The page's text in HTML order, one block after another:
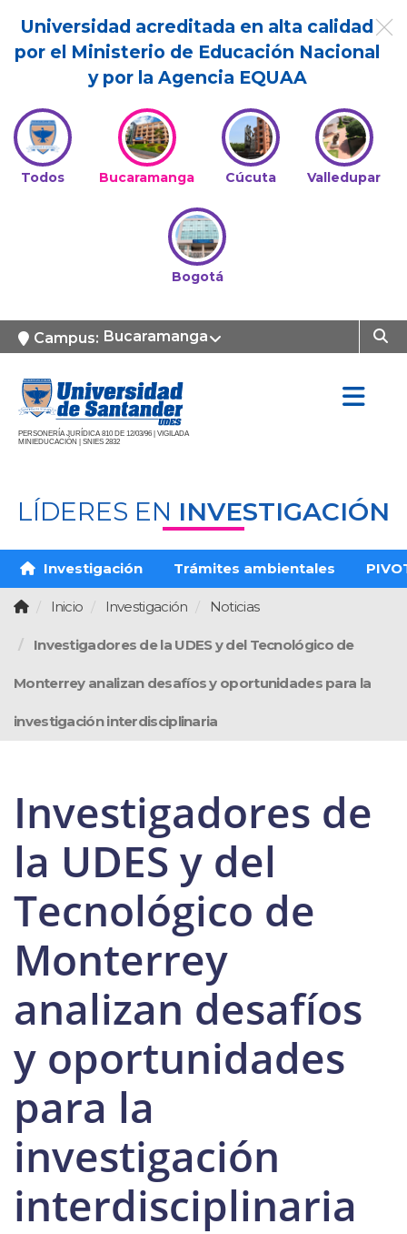
Universidad acreditada en alta calidad
por el Ministerio de Educación Nacional
y por la Agencia EQUAA
Todos Bucaramanga Cúcuta Valledupar
Bogotá
Campus: Bucaramanga
PERSONERÍA JURÍDICA 810 DE 12/03/96 | VIGILADA
MINIEDUCACIÓN | SNIES 2832
LÍDERES EN INVESTIGACIÓN
Investigación Trámites ambientales
Inicio Investigación Noticias
Investigadores de la UDES y del Tecnológico de
Monterrey analizan desafíos y oportunidades para la
investigación interdisciplinaria
Investigadores de
la UDES y del
Tecnológico de
Monterrey
analizan desafíos
y oportunidades
para la
investigación
interdisciplinaria